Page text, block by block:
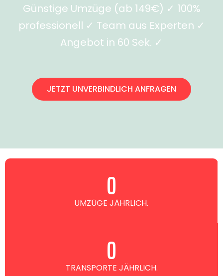
Günstige Umzüge (ab 149€) ✓ 100%
professionell ✓ Team aus Experten ✓
Angebot in 60 Sek. ✓
JETZT UNVERBINDLICH ANFRAGEN
UMZÜGE JÄHRLICH.
0
TRANSPORTE JÄHRLICH.
0